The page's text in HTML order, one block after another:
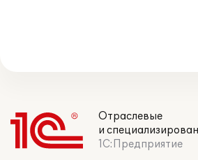
Отраслевые
и
1С:Предприятие